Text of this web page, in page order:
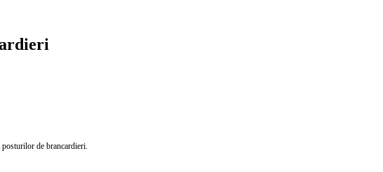
posturilor de brancardieri.